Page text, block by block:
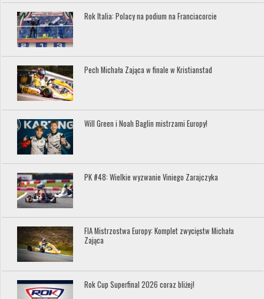
Rok Italia: Polacy na podium na Franciacorcie
Pech Michała Zająca w finale w Kristianstad
Will Green i Noah Baglin mistrzami Europy!
PK #48: Wielkie wyzwanie Viniego Zarajczyka
FIA Mistrzostwa Europy: Komplet zwycięstw Michała
Zająca
Rok Cup Superfinal 2026 coraz bliżej!